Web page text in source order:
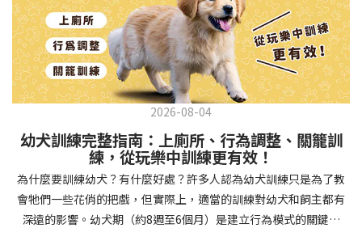
2026-08-04
幼犬訓練完整指南：上廁所、行為調整、關籠訓
練，從玩樂中訓練更有效！
為什麼要訓練幼犬？有什麼好處？許多人認為幼犬訓練只是為了教
會牠們一些花俏的把戲，但實際上，適當的訓練對幼犬和飼主都有
深遠的影響。幼犬期（約8週至6個月）是建立行為模式的關鍵時